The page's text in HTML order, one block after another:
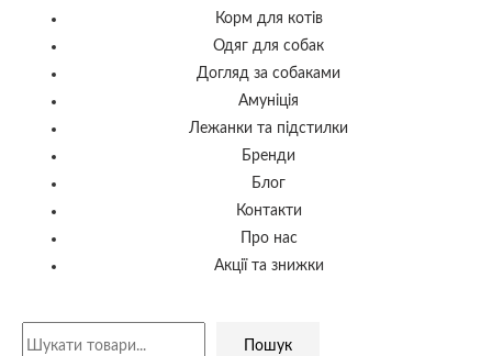
Корм для котів
Одяг для собак
Догляд за собаками
Амуніція
Лежанки та підстилки
Бренди
Блог
Контакти
Про нас
Акції та знижки
Пошук